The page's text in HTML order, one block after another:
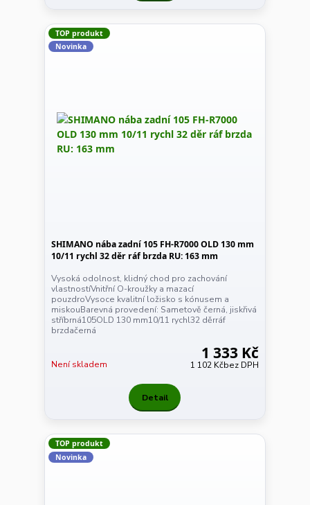
TOP produkt
Novinka
SHIMANO nába zadní 105 FH-R7000 OLD 130 mm
10/11 rychl 32 děr ráf brzda RU: 163 mm
Vysoká odolnost, klidný chod pro zachování
vlastnostíVnitřní O-kroužky a mazací
pouzdroVysoce kvalitní ložisko s kónusem a
miskouBarevná provedení: Sametově černá, jiskřivá
stříbrná105OLD 130 mm10/11 rychl32 děrráf
brzdačerná
1 333 Kč
1 102 Kčbez DPH
Není skladem
Detail
TOP produkt
Novinka